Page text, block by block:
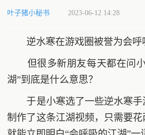
叶子猪小秘书 2023-06-12 14:28
逆水寒在游戏圈被誉为会呼
但很多新朋友每天都在问小
湖”到底是什么意思？
于是小寒选了一些逆水寒手
制作了这条江湖视频，只需要花